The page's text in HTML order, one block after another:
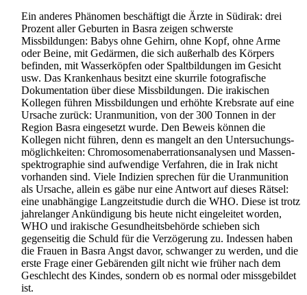
Ein anderes Phänomen beschäftigt die Ärzte in Südirak: drei
Prozent aller Geburten in Basra zeigen schwerste
Missbildungen: Babys ohne Gehirn, ohne Kopf, ohne Arme
oder Beine, mit Gedärmen, die sich außerhalb des Körpers
befinden, mit Wasser­köpfen oder Spalt­bildungen im Gesicht
usw. Das Krankenhaus besitzt eine skurrile fotografische
Dokumentation über diese Missbildungen. Die irakischen
Kollegen führen Missbildungen und erhöhte Krebsrate auf eine
Ursache zurück: Uranmunition, von der 300 Tonnen in der
Region Basra eingesetzt wurde. Den Beweis können die
Kollegen nicht führen, denn es mangelt an den Untersuchungs­
möglichkeiten: Chromosomen­aberrations­analysen und Massen­
spektro­graphie sind aufwendige Verfahren, die in Irak nicht
vorhanden sind. Viele Indizien sprechen für die Uranmunition
als Ursache, allein es gäbe nur eine Antwort auf dieses Rätsel:
eine unabhängige Langzeit­studie durch die WHO. Diese ist trotz
jahrelanger Ankündigung bis heute nicht eingeleitet worden,
WHO und irakische Gesundheits­behörde schieben sich
gegenseitig die Schuld für die Verzögerung zu. Indessen haben
die Frauen in Basra Angst davor, schwanger zu werden, und die
erste Frage einer Gebärenden gilt nicht wie früher nach dem
Geschlecht des Kindes, sondern ob es normal oder missgebildet
ist.